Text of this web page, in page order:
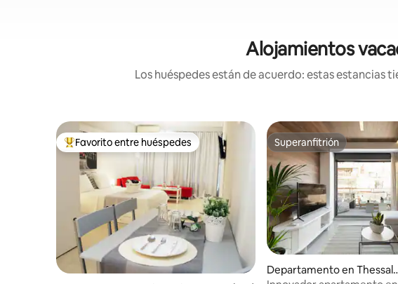
Alojamientos
Los huéspedes están de acuerdo: estas
De los mejores en Favorito entre huéspedes
Favorito entre huéspedes Superanfitrión
Superanfitrión
Departamento en